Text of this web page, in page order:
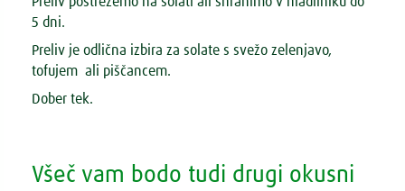
5 dni.
Preliv je odlična izbira za solate s svežo zelenjavo,
tofujem ali piščancem.
Dober tek.
Všeč vam bodo tudi drugi okusni